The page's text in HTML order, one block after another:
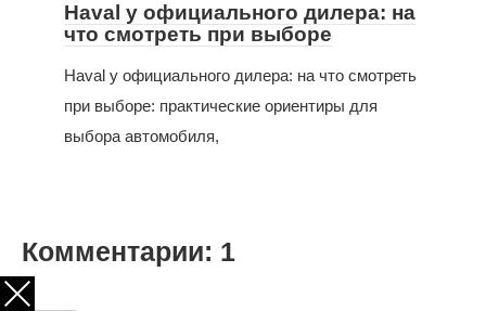
Haval у официального дилера: на
что смотреть при выборе
Haval у официального дилера: на что смотреть
при выборе: практические ориентиры для
выбора автомобиля,
Комментарии: 1